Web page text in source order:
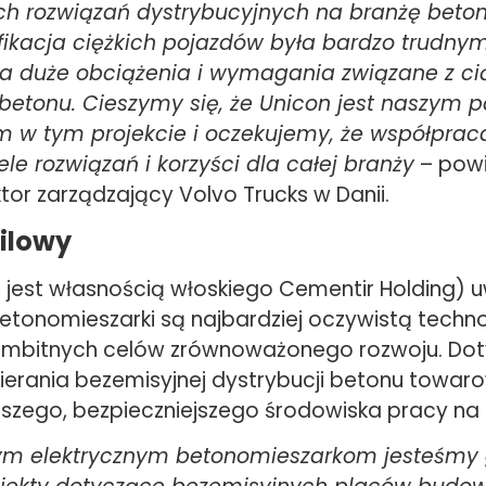
rozwiązań dystrybucyjnych na branżę
ciężkich pojazdów była bardzo
duże obciążenia i wymagania związane z
Cieszymy się, że Unicon jest naszym
w tym projekcie i oczekujemy, że
rozwiązań i korzyści dla całej branży –
zarządzający Volvo Trucks w Danii.
własnością włoskiego Cementir Holding)
są najbardziej oczywistą
celów zrównoważonego rozwoju.
bezemisyjnej dystrybucji betonu
bezpieczniejszego środowiska pracy
elektrycznym betonomieszarkom